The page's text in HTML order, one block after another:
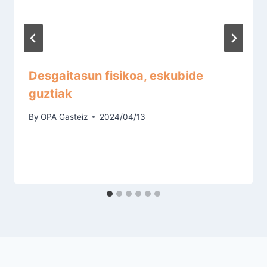
Desgaitasun fisikoa, eskubide
guztiak
By OPA Gasteiz 2024/04/13